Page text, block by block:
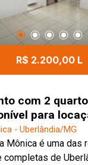
em contato e
R$ 2.200,00 L
com 2
para
em
- Uberlândia/MG
Mônica é uma das
completas de